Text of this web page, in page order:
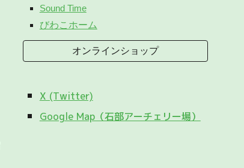
Sound Time
びわこホーム
オンラインショップ
X (Twitter)
Google Map（石部アーチェリー場）